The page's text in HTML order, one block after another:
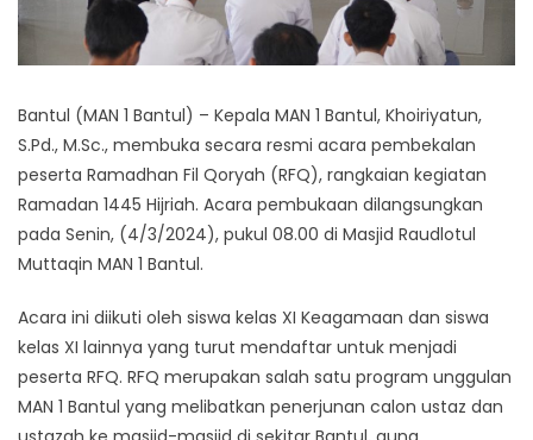
Bantul (MAN 1 Bantul) – Kepala MAN 1 Bantul, Khoiriyatun,
S.Pd., M.Sc., membuka secara resmi acara pembekalan
peserta Ramadhan Fil Qoryah (RFQ), rangkaian kegiatan
Ramadan 1445 Hijriah. Acara pembukaan dilangsungkan
pada Senin, (4/3/2024), pukul 08.00 di Masjid Raudlotul
Muttaqin MAN 1 Bantul.
Acara ini diikuti oleh siswa kelas XI Keagamaan dan siswa
kelas XI lainnya yang turut mendaftar untuk menjadi
peserta RFQ. RFQ merupakan salah satu program unggulan
MAN 1 Bantul yang melibatkan penerjunan calon ustaz dan